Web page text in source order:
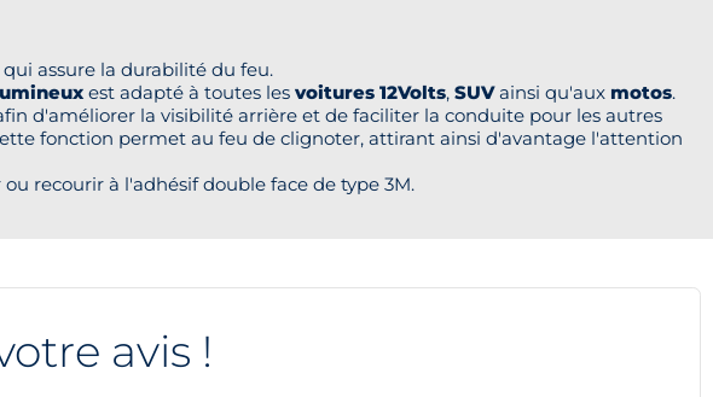
assure la durabilité du feu.
est adapté à toutes les voitures 12Volts, SUVainsi qu'aux motos.
d'améliorer la visibilité arrière et de faciliter la conduite pour les autres
fonction permet au feu de clignoter, attirant ainsi d'avantage l'attention
recourir à l'adhésif double face de type 3M.
avis !